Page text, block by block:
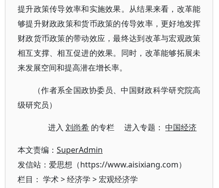
提升政策传导效率和实施效果。从结果来看，改革能
够提升财政政策和货币政策的传导效率，更好地发挥
财政货币政策的带动效应，最终达到改革与宏观政策
相互支撑、相互促进的效果。同时，改革能够拓展未
来发展空间和提高潜在增长率。
（作者系全国政协委员、中国财政科学研究院高
级研究员）
进入刘尚希 的专栏 进入专题：中国经济
本文责编： SuperAdmin
发信站：爱思想（https://www.aisixiang.com）
栏目： 学术>经济学 >宏观经济学